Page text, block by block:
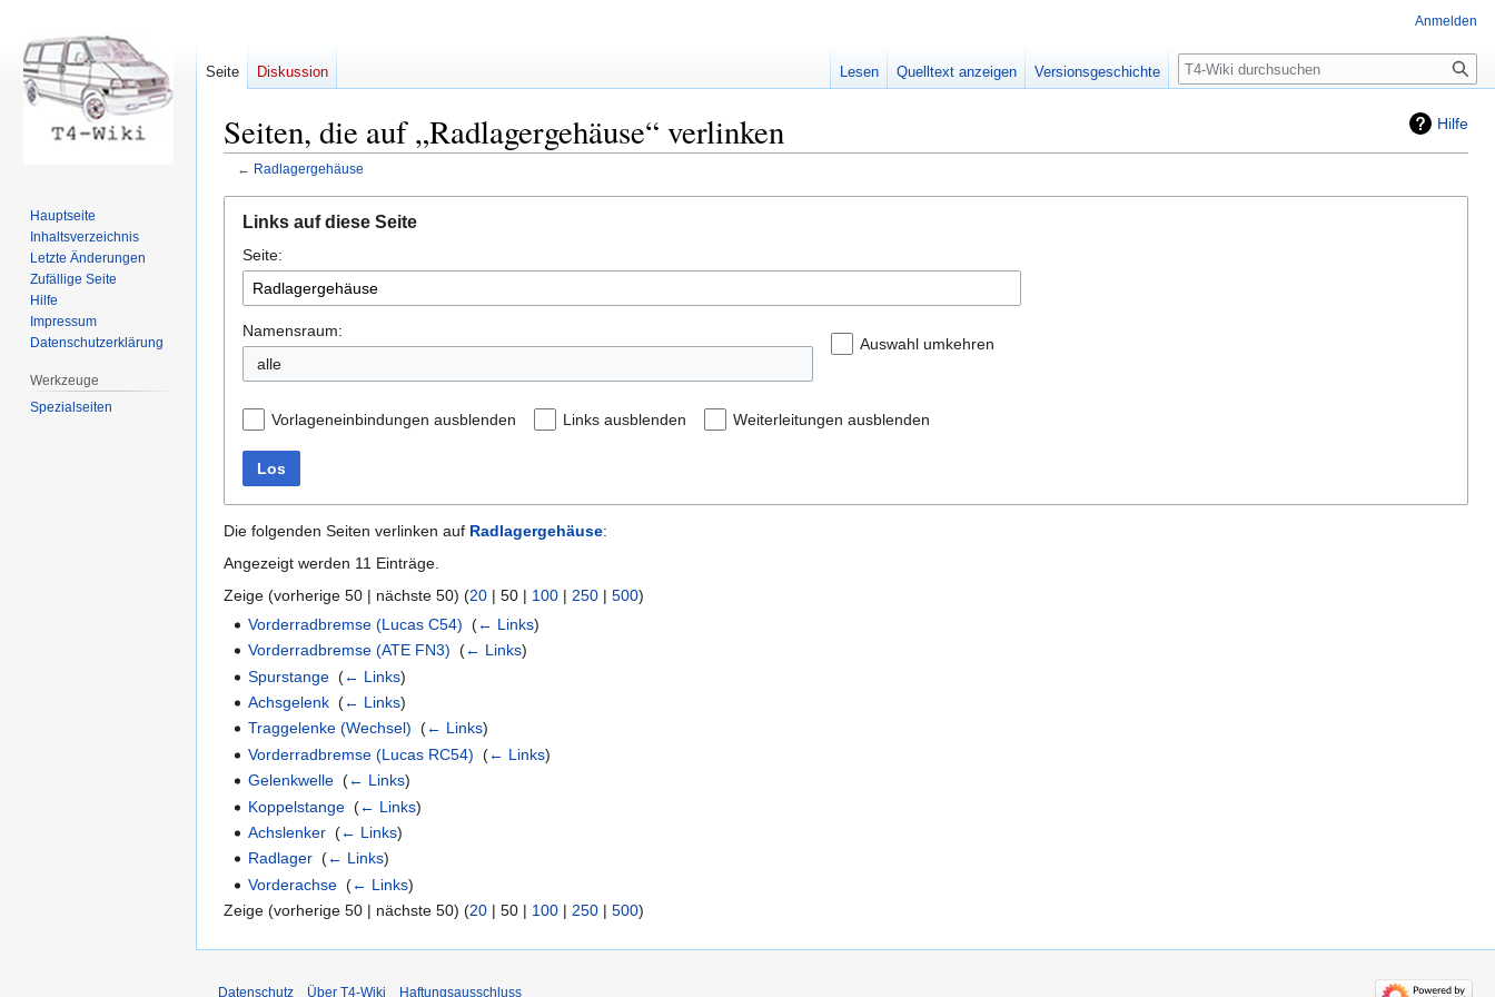
Hilfe
Seiten, die auf „Radlagergehäuse“ verlinken
← Radlagergehäuse
Navigation
springen
Suche
springen
Links auf diese Seite
Seite:
Namensraum:
Auswahl umkehren
Vorlageneinbindungen ausblenden Links ausblenden Weiterleitungen ausblenden
Los
Die folgenden Seiten verlinken auf Radlagergehäuse:
Angezeigt werden 11 Einträge.
Zeige (vorherige 50 | nächste 50) (20 | 50 | 100 | 250 | 500)
Vorderradbremse (Lucas C54) ‎(← Links)
Vorderradbremse (ATE FN3) ‎(← Links)
Spurstange ‎(← Links)
Achsgelenk ‎(← Links)
Traggelenke (Wechsel) ‎(← Links)
Vorderradbremse (Lucas RC54) ‎(← Links)
Gelenkwelle ‎(← Links)
Koppelstange ‎(← Links)
Achslenker ‎(← Links)
Radlager ‎(← Links)
Vorderachse ‎(← Links)
Zeige (vorherige 50 | nächste 50) (20 | 50 | 100 | 250 | 500)
Anmelden
Seite Diskussion Lesen Quelltext anzeigen Versionsgeschichte Suche
Hauptseite
Inhaltsverzeichnis
Letzte Änderungen
Zufällige Seite
Hilfe
Impressum
Datenschutzerklärung
Werkzeuge
Spezialseiten
Datenschutz Über T4-Wiki Haftungsausschluss